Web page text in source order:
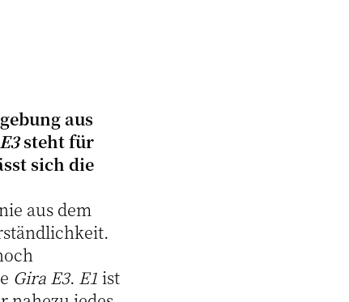
aus
steht für
sich die
aus dem
Gira E3. E1 ist